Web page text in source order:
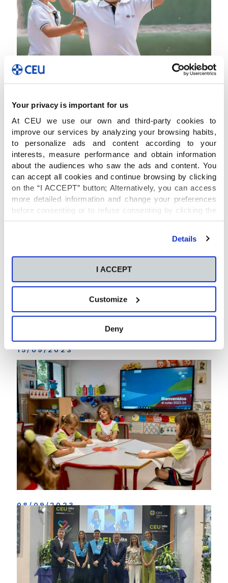
Your privacy is important for us
At CEU we use our own and third-party cookies to
improve our services by analyzing your browsing habits,
to personalize ads and content according to your
interests, measure performance and obtain information
about the audiences who saw the ads and content. You
can accept all cookies and continue browsing by clicking
on the “I ACCEPT” button; Alternatively, you can access
more detailed information and change your preferences
before consenting or to refuse consenting by clicking the
"Personalize" button. For more information you can visit
Details
I ACCEPT
Customize
Deny
05/12/2023
El juego, una herramienta fundamental para el
CEU San Pablo, reflexiona en este artículo sobre el tiempo
libre que tienen los menores. Llegó octubre, el mes de inicio
de las extraescolares. Y las agendas de los niños están más
repletas
[…]
Seguir leyendo
15/09/2023
Comprensión lectora: un reto educativo urgente
para colegios y familias
El último informe del Estudio Internacional de Progreso en
Comprensión Lectora (PIRLS Progress in International
Reading Literacy Study en inglés) revela un nivel de
comprensión lectora bajo en los alumnos españoles y
todavía peor en Cataluña. El nivel de lectura[…]
Seguir leyendo
08/09/2023
Inicio del curso 2023-24 en nuestro colegio
El pasado viernes 8 de septiembre comenzamos el curso
2023-24 con mucha ilusión. Teníamos muchas ganas de
vivir estos emocionantes reencuentros, y comenzar a
recorrer un camino lleno de retos y aprendizajes de la mano
de nuestros alumnos. ¡Bienvenidos!